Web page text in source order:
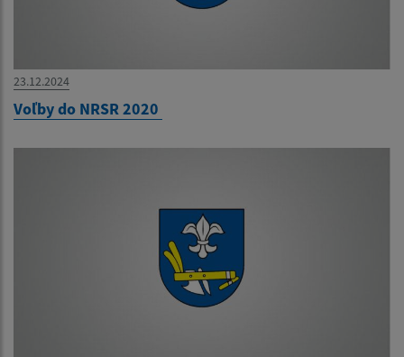
23.12.2024
Voľby do NRSR 2020